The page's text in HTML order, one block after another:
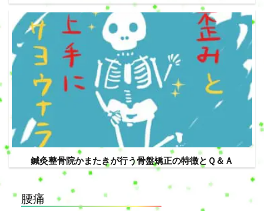
鍼灸整骨院かまたきが行う骨盤矯正の特徴とＱ＆Ａ
腰痛